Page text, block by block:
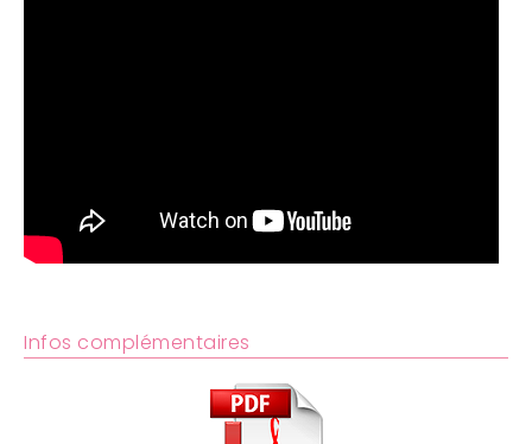
Infos complémentaires